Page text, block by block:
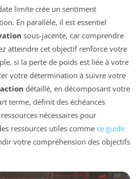
limite crée un sentiment
En parallèle, il est essentiel
sous-jacente, car comprendre
atteindre cet objectif renforce votre
si la perte de poids est liée à votre
votre détermination à suivre votre
détaillé, en décomposant votre
terme, définit des échéances
nécessaires pour
ressources utiles comme ce guide
votre compréhension des objectifs